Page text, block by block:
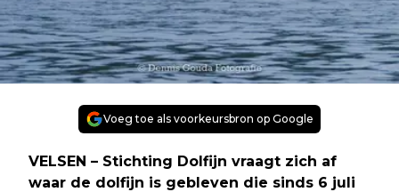
Voeg toe als voorkeursbron op Google
VELSEN – Stichting Dolfijn vraagt zich af
waar de dolfijn is gebleven die sinds 6 juli